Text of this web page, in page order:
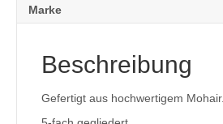
Marke
Beschreibung
Gefertigt aus hochwertigem Mohair.